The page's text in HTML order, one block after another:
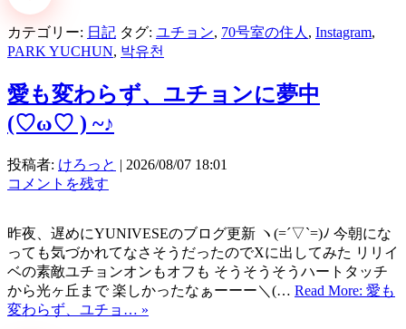
カテゴリー: 日記 タグ: ユチョン, 70号室の住人 , Instagram,
PARK YUCHUN, 박유천
愛も変わらず、ユチョンに夢中
(⁠♡⁠ω⁠♡⁠ ⁠)⁠ ⁠~⁠♪
投稿者: けろっと | 2026/08/07 18:01
コメントを残す
昨夜、遅めにYUNIVESEのブログ更新 ヽ(=´▽`=)ﾉ 今朝にな
っても気づかれてなさそうだったのでXに出してみた リリイ
ベの素敵ユチョンオンもオフも そうそうそうハートタッチ
から光ヶ丘まで 楽しかったなぁーーー＼(… Read More: 愛も
変わらず、ユチョ… »